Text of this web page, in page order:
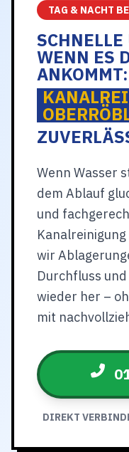
TAG & NACHT
WENN ES
ANKOMMT:
Wenn Wasser
dem Ablauf
und
wir
Durchfluss
wieder her –
mit
DIREKT